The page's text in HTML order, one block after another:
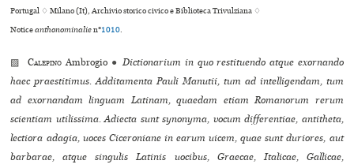
Portugal ♢ Milano (It), Archivio sto­rico civico e Biblioteca Trivulziana ♢
Noticeanthonominalien°1010.
▨Calepino Ambrogio ● Dictionarium in quo restituendo atque exornando
haec praestitimus. Additamenta Pauli Manutii, tum ad intelligendam, tum
ad exornandam linguam Latinam, quaedam etiam Romanorum rerum
scientiam utilissima. Adiecta sunt synonyma, vocum differentiae, antitheta,
lectiora adagia, uoces Ciceroniane in earum uicem, quae sunt duriores, aut
barbarae, atque singulis Latinis uocibus, Graecae, Italicae, Gallicae,